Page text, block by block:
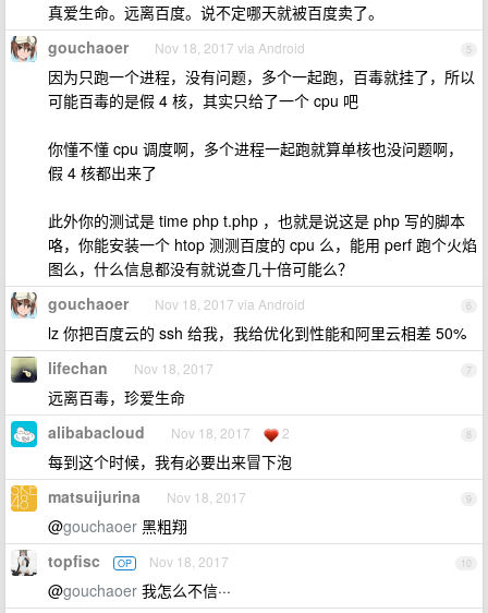
真爱生命。远离百度。说不定哪天就被百度卖了。
5
gouchaoer Nov 18, 2017 via Android
因为只跑一个进程，没有问题，多个一起跑，百毒就挂了，所以
可能百毒的是假 4 核，其实只给了一个 cpu 吧
你懂不懂 cpu 调度啊，多个进程一起跑就算单核也没问题啊，
假 4 核都出来了
此外你的测试是 time php t.php ，也就是说这是 php 写的脚本
咯，你能安装一个 htop 测测百度的 cpu 么，能用 perf 跑个火焰
图么，什么信息都没有就说查几十倍可能么？
6
gouchaoer Nov 18, 2017 via Android
lz 你把百度云的 ssh 给我，我给优化到性能和阿里云相差 50%
7
lifechan Nov 18, 2017
远离百毒，珍爱生命
8
alibabacloud Nov 18, 2017 2
每到这个时候，我有必要出来冒下泡
9
matsuijurina Nov 18, 2017
@gouchaoer 黑粗翔
10
topfisc OP Nov 18, 2017
@gouchaoer 我怎么不信···